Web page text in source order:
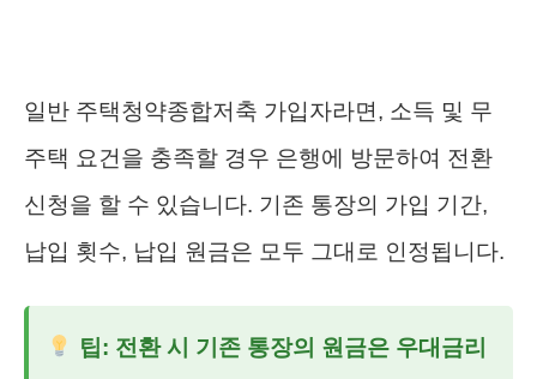
일반 주택청약종합저축 가입자라면, 소득 및 무
주택 요건을 충족할 경우 은행에 방문하여 전환
신청을 할 수 있습니다. 기존 통장의 가입 기간,
납입 횟수, 납입 원금은 모두 그대로 인정됩니다.
팁: 전환 시 기존 통장의 원금은 우대금리